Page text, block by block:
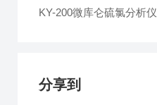
KY-200微库仑硫氯分析仪
分享到